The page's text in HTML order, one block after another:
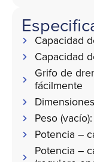
Capacidad
Capacidad
Grifo de
fácilmente
Peso
Potencia –
Potencia –